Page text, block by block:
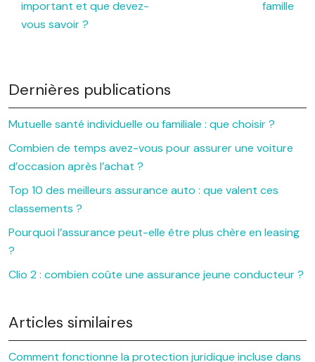
important et que devez-
vous savoir ?
famille
Dernières publications
Mutuelle santé individuelle ou familiale : que choisir ?
Combien de temps avez-vous pour assurer une voiture
d’occasion après l’achat ?
Top 10 des meilleurs assurance auto : que valent ces
classements ?
Pourquoi l’assurance peut-elle être plus chère en leasing
?
Clio 2 : combien coûte une assurance jeune conducteur ?
Articles similaires
Comment fonctionne la protection juridique incluse dans